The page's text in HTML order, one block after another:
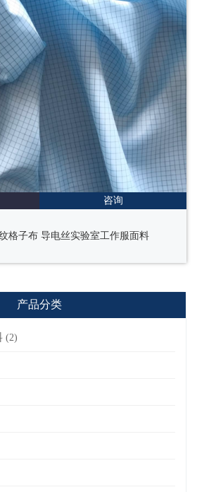
咨询
格子布 导电丝实验室工作服面料
产品分类
(2)